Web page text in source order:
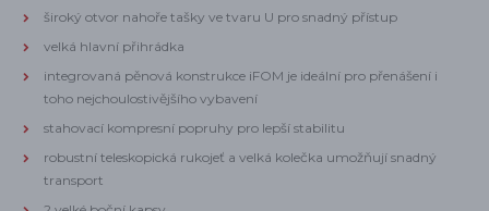
široký otvor nahoře tašky ve tvaru U pro snadný přístup
velká hlavní přihrádka
integrovaná pěnová konstrukce iFOM je ideální pro přenášení i
toho nejchoulostivějšího vybavení
stahovací kompresní popruhy pro lepší stabilitu
robustní teleskopická rukojeť a velká kolečka umožňují snadný
transport